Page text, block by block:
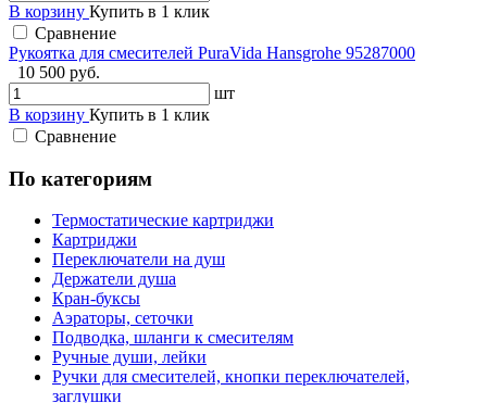
В корзину Купить в 1 клик
Сравнение
Рукоятка для смесителей PuraVida Hansgrohe 95287000
10 500 руб.
шт
В корзину Купить в 1 клик
Сравнение
По категориям
Термостатические картриджи
Картриджи
Переключатели на душ
Держатели душа
Кран-буксы
Аэраторы, сеточки
Подводка, шланги к смесителям
Ручные души, лейки
Ручки для смесителей, кнопки переключателей,
заглушки